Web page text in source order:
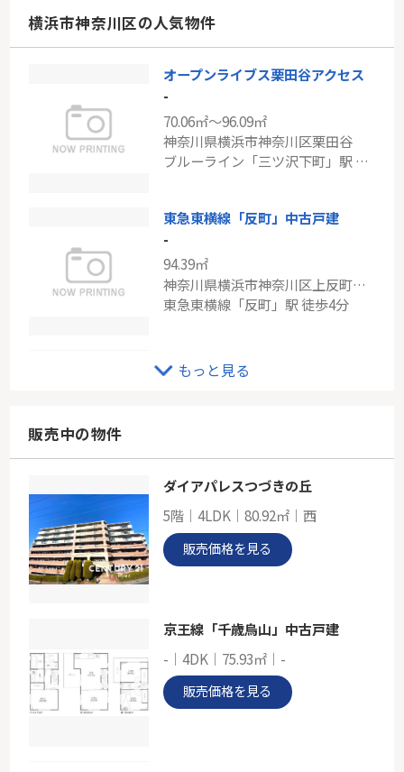
75.90㎡
東京都調布市上石原３丁目
横浜市神奈川区の人気物件
オープンライブス栗田谷アクセス
-
70.06㎡～96.09㎡
神奈川県横浜市神奈川区栗田谷
ブルーライン「三ツ沢下町」駅 徒歩8分
東急東横線「反町」中古戸建
-
94.39㎡
神奈川県横浜市神奈川区上反町２丁目
東急東横線「反町」駅 徒歩4分
-
-
54.91㎡
神奈川県横浜市神奈川区桐畑
もっと見る
販売中の物件
ダイアパレスつづきの丘
5階｜4LDK｜80.92㎡｜西
販売価格を見る
京王線「千歳烏山」中古戸建
-｜4DK｜75.93㎡｜-
販売価格を見る